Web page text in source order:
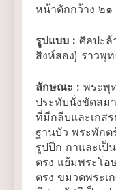
หน้าตักกว้าง ๒๑
รูปแบบ : ศิลปะล้
สิงห์สอง) ราวพุ
ลักษณะ : พระพุ
ประทับนั่งขัดสม
ที่มีกลีบและเกส
ฐานบัว พระพักต
รูปปีก กาและเป็
ตรง แย้มพระโอ
ตรง ขมวดพระเ